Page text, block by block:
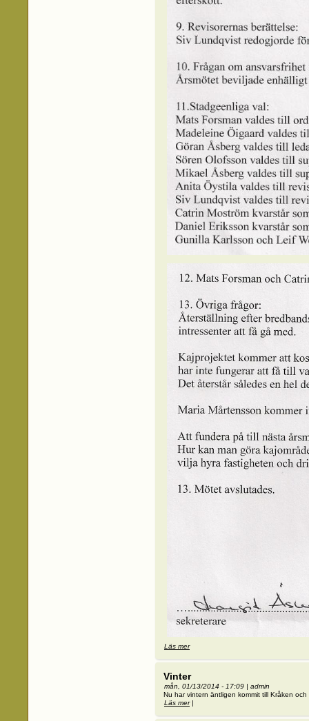
Läs merom Årsmötesprotokoll 2014
Vinter
mån, 01/13/2014 - 17:09 | admin
Nu har vintern äntligen kommit till Kråken
Läs merom Vinter
|